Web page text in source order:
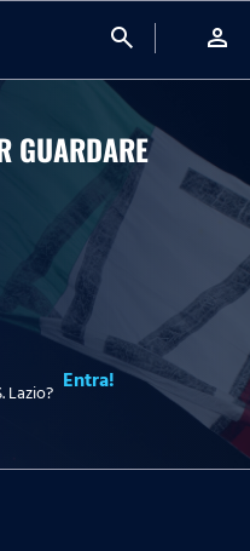
search person
GUARDARE
Lazio? Entra!